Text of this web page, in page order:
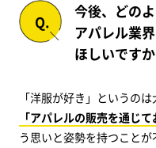
今後、どの
アパレル業
ほしいです
「洋服が好き」というのは
「アパレルの販売を通じ
う思いと姿勢を持つこと